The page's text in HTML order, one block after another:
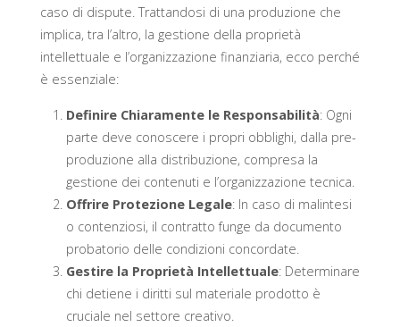
caso di dispute. Trattandosi di una produzione che
implica, tra l’altro, la gestione della proprietà
intellettuale e l’organizzazione finanziaria, ecco perché
è essenziale:
Definire Chiaramente le Responsabilità: Ogni
parte deve conoscere i propri obblighi, dalla pre-
produzione alla distribuzione, compresa la
gestione dei contenuti e l’organizzazione tecnica.
Offrire Protezione Legale: In caso di malintesi
o contenziosi, il contratto funge da documento
probatorio delle condizioni concordate.
Gestire la Proprietà Intellettuale: Determinare
chi detiene i diritti sul materiale prodotto è
cruciale nel settore creativo.